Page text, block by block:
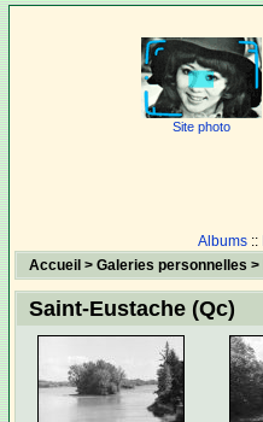
Site photo
Albums ::
Accueil > Galeries personnelles >
Saint-Eustache (Qc)